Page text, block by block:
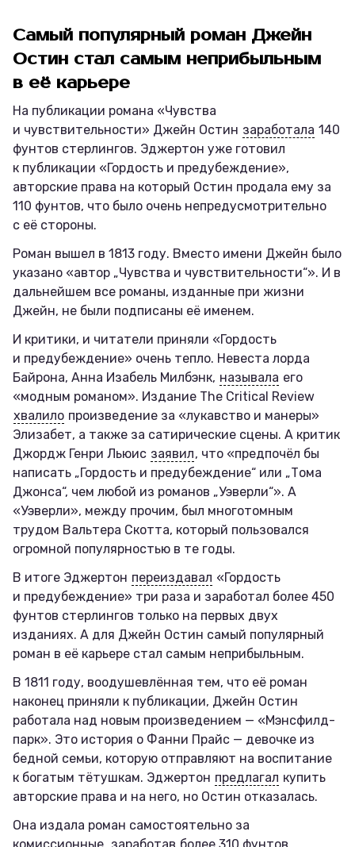
Самый популярный роман Джейн
Остин стал самым неприбыльным
в её карьере
На публикации романа «Чувства
и чувствительности» Джейн Остин заработала 140
фунтов стерлингов. Эджертон уже готовил
к публикации «Гордость и предубеждение»,
авторские права на который Остин продала ему за
110 фунтов, что было очень непредусмотрительно
с её стороны.
Роман вышел в 1813 году. Вместо имени Джейн было
указано «автор „Чувства и чувствительности“». И в
дальнейшем все романы, изданные при жизни
Джейн, не были подписаны её именем.
И критики, и читатели приняли «Гордость
и предубеждение» очень тепло. Невеста лорда
Байрона, Анна Изабель Милбэнк, называла его
«модным романом». Издание The Critical Review
хвалило произведение за «лукавство и манеры»
Элизабет, а также за сатирические сцены. А критик
Джордж Генри Льюис заявил, что «предпочёл бы
написать „Гордость и предубеждение“ или „Тома
Джонса“, чем любой из романов „Уэверли“». А
«Уэверли», между прочим, был многотомным
трудом Вальтера Скотта, который пользовался
огромной популярностью в те годы.
В итоге Эджертон переиздавал «Гордость
и предубеждение» три раза и заработал более 450
фунтов стерлингов только на первых двух
изданиях. А для Джейн Остин самый популярный
роман в её карьере стал самым неприбыльным.
В 1811 году, воодушевлённая тем, что её роман
наконец приняли к публикации, Джейн Остин
работала над новым произведением — «Мэнсфилд-
парк». Это история о Фанни Прайс — девочке из
бедной семьи, которую отправляют на воспитание
к богатым тётушкам. Эджертон предлагал купить
авторские права и на него, но Остин отказалась.
Она издала роман самостоятельно за